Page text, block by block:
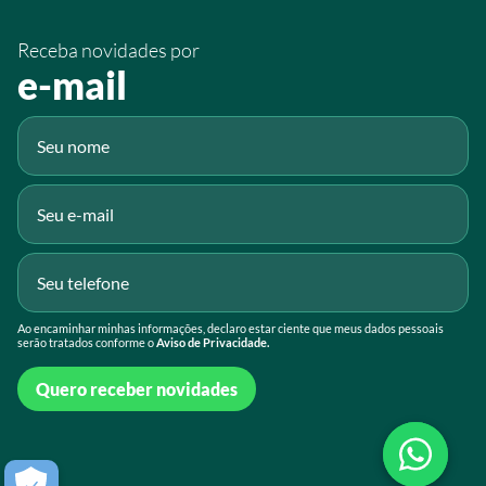
Fluig
Receba novidades por
e-mail
Ao encaminhar minhas informações, declaro estar ciente que meus dados pessoais
serão tratados conforme oAviso de Privacidade.
Quero receber novidades